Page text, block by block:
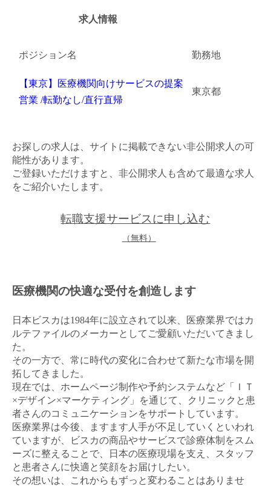
電気・電機
機械・装置
化学
金属・素材
エネルギー・プラント
メディカル（医薬品・CRO・医療機器）
その他
求人情報
ポジション名 勤務地
【東京】医療機関向けサービスの提案
営業 /転勤なし/直行直帰
東京都
お探しの求人は、サイトに掲載できない非公開求人の可
能性があります。
ご登録いただけますと、非公開求人も含めて最適な求人
をご紹介いたします。
転職支援サービスに申し込む
（無料）
医療機関の快適な受付を創造します
日本ビスカは1984年に設立されて以来、医療業界ではカ
ルテファイルのメーカーとしてご愛顧いただいてきまし
た。
その一方で、常に時代の変化に合わせて新たな市場を開
拓してきました。
現在では、ホームページ制作や予約システムなど「ＩＴ
×デザイン×マーケティング」を通じて、クリニックと患
者さんのコミュニケーションをサポートしています。
医療業界は今後、ますます人手が不足していくといわれ
ていますが、ビスカの商品やサービスで診療体制をスム
ーズに整えることで、日本の医療現場を支え、スタッフ
と患者さんに快適と笑顔をお届けしたい。
その想いは、これからもずっと変わることはありませ